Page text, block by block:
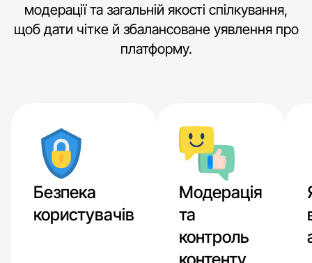
модерації та загальній якості спілкування,
щоб дати чітке й збалансоване уявлення про
платформу.
Безпека
користувачів
Модерація
та
контроль